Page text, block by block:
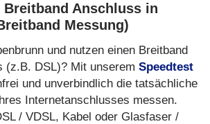
Breitband Anschluss in
Messung)
und nutzen einen Breitband
(z.B. DSL)? Mit unserem Speedtest
und unverbindlich die tatsächliche
Internetanschlusses messen.
/ VDSL, Kabel oder Glasfaser /